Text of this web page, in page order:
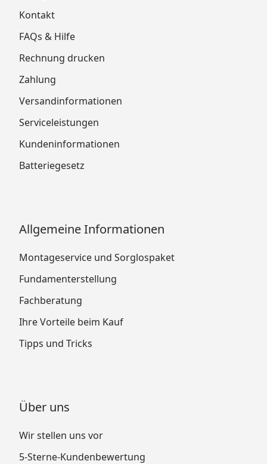
Kontakt
FAQs & Hilfe
Rechnung drucken
Zahlung
Versandinformationen
Serviceleistungen
Kundeninformationen
Batteriegesetz
Allgemeine Informationen
Montageservice und Sorglospaket
Fundamenterstellung
Fachberatung
Ihre Vorteile beim Kauf
Tipps und Tricks
Über uns
Wir stellen uns vor
5-Sterne-Kundenbewertung